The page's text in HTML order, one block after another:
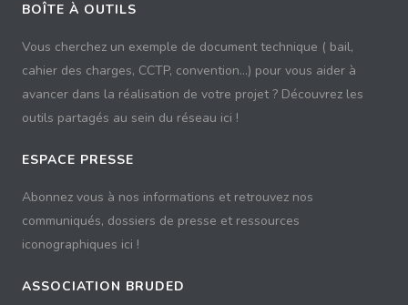
BOÎTE À OUTILS
Vous cherchez un exemple de document technique ( bail,
cahier des charges, CCTP, convention...) pour vous aider à
avancer dans la réalisation de votre projet ? Découvrez les
outils partagés au sein du réseau ici !
ESPACE PRESSE
Abonnez vous à nos informations et retrouvez nos
communiqués, dossiers de presse et ressources
iconographiques ici !
ASSOCIATION BRUDED